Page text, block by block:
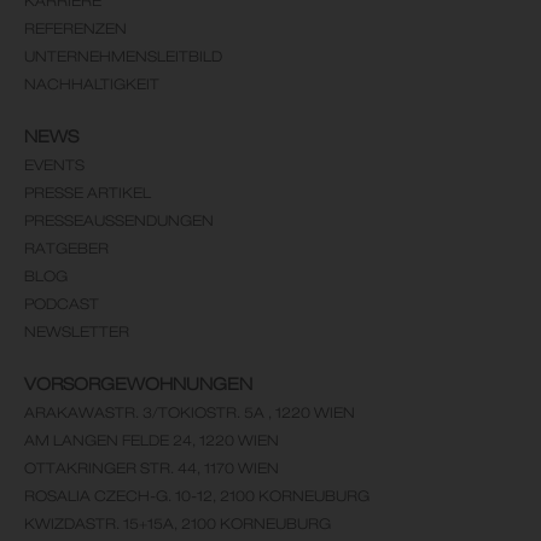
REFERENZEN
UNTERNEHMENSLEITBILD
NACHHALTIGKEIT
NEWS
EVENTS
PRESSE ARTIKEL
PRESSEAUSSENDUNGEN
RATGEBER
BLOG
PODCAST
NEWSLETTER
VORSORGEWOHNUNGEN
ARAKAWASTR. 3/TOKIOSTR. 5A , 1220 WIEN
AM LANGEN FELDE 24, 1220 WIEN
OTTAKRINGER STR. 44, 1170 WIEN
ROSALIA CZECH-G. 10-12, 2100 KORNEUBURG
KWIZDASTR. 15+15A, 2100 KORNEUBURG